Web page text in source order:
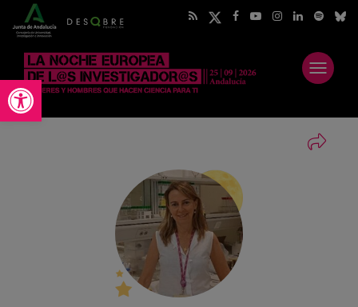
Abrir barra de herramientas
Abrir
menú